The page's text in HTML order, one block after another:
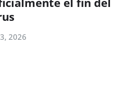
2026